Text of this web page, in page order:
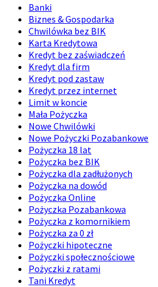
Banki
Biznes & Gospodarka
Chwilówka bez BIK
Karta Kredytowa
Kredyt bez zaświadczeń
Kredyt dla firm
Kredyt pod zastaw
Kredyt przez internet
Limit w koncie
Mała Pożyczka
Nowe Chwilówki
Nowe Pożyczki Pozabankowe
Pożyczka 18 lat
Pożyczka bez BIK
Pożyczka dla zadłużonych
Pożyczka na dowód
Pożyczka Online
Pożyczka Pozabankowa
Pożyczka z komornikiem
Pożyczka za 0 zł
Pożyczki hipoteczne
Pożyczki społecznościowe
Pożyczki z ratami
Tani Kredyt